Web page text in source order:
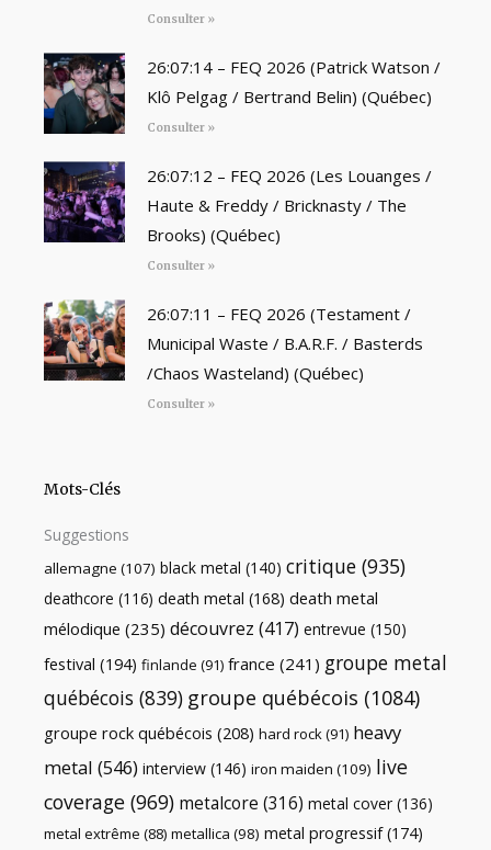
Consulter »
26:07:14 – FEQ 2026 (Patrick Watson /
Klô Pelgag / Bertrand Belin) (Québec)
Consulter »
26:07:12 – FEQ 2026 (Les Louanges /
Haute & Freddy / Bricknasty / The
Brooks) (Québec)
Consulter »
26:07:11 – FEQ 2026 (Testament /
Municipal Waste / B.A.R.F. / Basterds
/Chaos Wasteland) (Québec)
Consulter »
Mots-Clés
Suggestions
allemagne (107) black metal (140) critique (935)
deathcore (116) death metal (168) death metal
mélodique (235) découvrez (417) entrevue (150)
festival (194) finlande (91) france (241) groupe metal
québécois (839) groupe québécois (1084)
groupe rock québécois (208) hard rock(91) heavy
metal (546) interview (146) iron maiden (109) live
coverage (969) metalcore (316) metal cover (136)
metal extrême (88) metallica (98) metal progressif(174)